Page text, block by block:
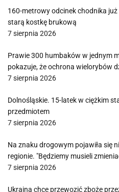
160-metrowy odcinek chodnika
starą kostkę brukową
7 sierpnia 2026
Prawie 300 humbaków w jednym
pokazuje, że ochrona wielorybów
7 sierpnia 2026
Dolnośląskie. 15-latek w ciężkim
przedmiotem
7 sierpnia 2026
Na znaku drogowym pojawiła się
regionie. "Będziemy musieli
7 sierpnia 2026
Ukraina chce przewozić zboże